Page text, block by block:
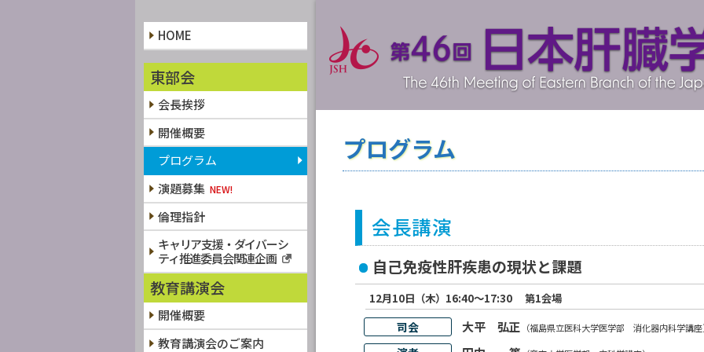
HOME
東部会
会長挨拶
開催概要
プログラム
演題募集
倫理指針
キャリア支援・ダイバーシ
ティ推進委員会関連企画
教育講演会
開催概要
教育講演会のご案内
プログラム
会長講演
自己免疫性肝疾患の現状と課題
12月10日（木）16:40～17:30
第1会場
司会
大平 弘正 （福島県立医科大学医学部 消化器内科学講